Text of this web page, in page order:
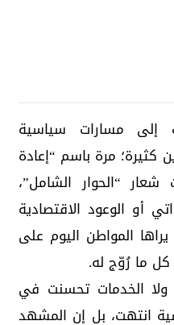
إلى مسارات سياسية
كثيرة؛ مرة باسم “إعادة
“الحوار الشامل”،
أو الوعود الاقتصادية
المواطن اليوم على
ما رُوّج له.
ولا الخدمات تحسنت في
انتهت، بل إن المشهد